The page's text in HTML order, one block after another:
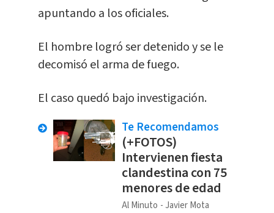
apuntando a los oficiales.
El hombre logró ser detenido y se le
decomisó el arma de fuego.
El caso quedó bajo investigación.
Te Recomendamos
(+FOTOS)
Intervienen fiesta
clandestina con 75
menores de edad
Al Minuto Javier Mota